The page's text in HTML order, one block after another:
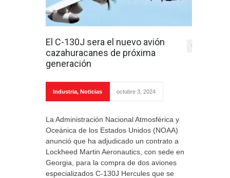
El C-130J sera el nuevo avión
cazahuracanes de próxima
generación
0
Industria, Noticias octubre 3, 2024
La Administración Nacional Atmosférica y
Oceánica de los Estados Unidos (NOAA)
anunció que ha adjudicado un contrato a
Lockheed Martin Aeronautics, con sede en
Georgia, para la compra de dos aviones
especializados C-130J Hercules que se